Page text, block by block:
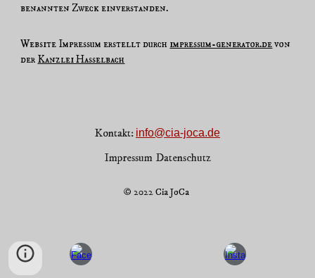
benannten Zweck einverstanden.
Website Impressum erstellt durch impressum-generator.devon
der Kanzlei Hasselbach
Kontakt: info@cia-joca.de
Impressum Datenschutz
© 2022 Cia JoCa